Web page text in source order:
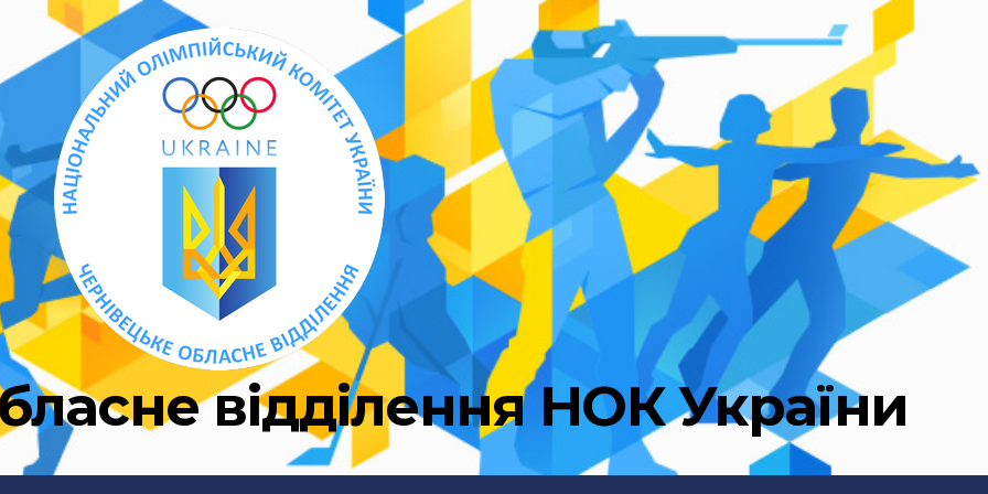
відділення НОК України